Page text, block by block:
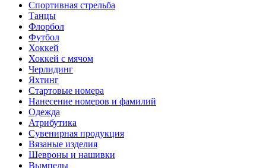
Спортивная стрельба
Танцы
Флорбол
Футбол
Хоккей
Хоккей с мячом
Черлидинг
Яхтинг
Стартовые номера
Нанесение номеров и фамилий
Одежда
Атрибутика
Сувенирная продукция
Вязаные изделия
Шевроны и нашивки
Вымпелы